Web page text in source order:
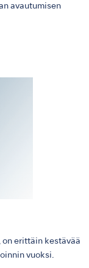
avautumisen
erittäin kestävää
vuoksi.